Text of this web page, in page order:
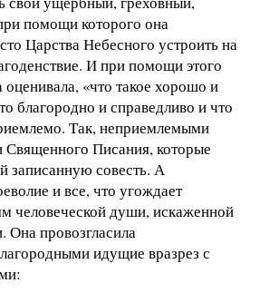
помощи которого она
Царства Небесного устроить на
И при помощи этого
«что такое хорошо и
благородно и справедливо и что
Так, неприемлемыми
Священного Писания, которые
записанную совесть. А
и все, что угождает
человеческой души, искаженной
Она провозгласила
идущие вразрез с